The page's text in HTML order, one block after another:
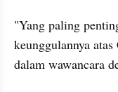
"Yang paling
keunggulannya
dalam wawancara